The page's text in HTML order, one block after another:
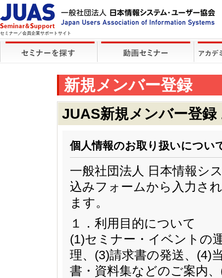
セミナー／会員企業サポートサイト
新規メンバー登録
JUAS新規メンバー登
個人情報のお取り扱いについ
一般社団法人 日本情報シ
込みフォームから入力さ
ます。
１．利用目的について
(1)セミナー・イベントの
理、(3)請求書の発送、(4)
書・資料集などのご案内